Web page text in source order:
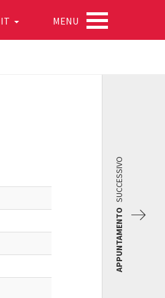
IT MENU
APPUNTAMENTO
SUCCESSIVO